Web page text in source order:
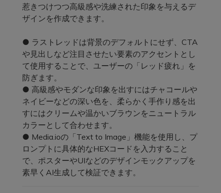
惹きつけつつ高級感や洗練された印象を与えるデ
ザインを作成できます。
● ラストレッドは背景のデフォルトにせず、CTA
や見出しなど注目させたい要素のアクセントとし
て使用することで、ユーザーの「レッド疲れ」を
防ぎます。
● 高級感やモダンな印象を出すにはチャコールや
ネイビーなどの深い色を、柔らかく手作り感を出
すにはクリームや温かいブラウンをニュートラル
カラーとして合わせます。
● Media.ioの「Text to Image」機能を使用し、プ
ロンプトに具体的なHEXコードを入力すること
で、ポスターやUIなどのデザインモックアップを
素早くAI生成して検証できます。